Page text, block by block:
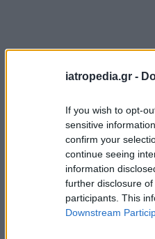
iatropedia.gr -
If you wish to opt-
sensitive
confirm your
continue seeing
information
further disclosure
participants. This
Downstream